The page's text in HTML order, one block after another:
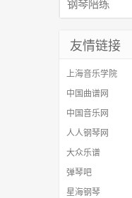
友情链接
上海音乐学院
中国曲谱网
中国音乐网
人人钢琴网
大众乐谱
弹琴吧
星海钢琴